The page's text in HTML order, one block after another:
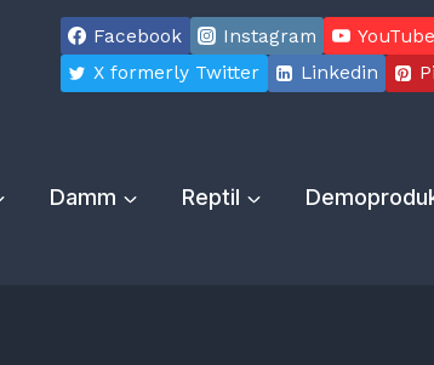
Facebook Instagram YouTube
X formerly Twitter
Linkedin
Damm Reptil